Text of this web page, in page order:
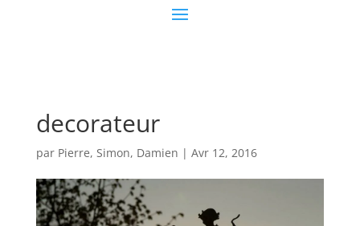
decorateur
par Pierre, Simon, Damien | Avr 12, 2016